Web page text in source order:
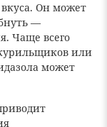
Он может
—
Чаще всего
или
может